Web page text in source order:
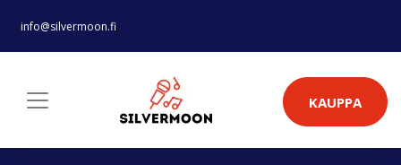
info@silvermoon.fi
KAUPPA